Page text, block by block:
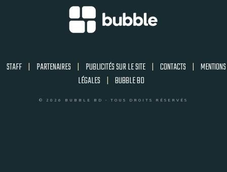
STAFF | PARTENAIRES | PUBLICITÉS SUR LE SITE | CONTACTS | MENTIONS
LÉGALES | BUBBLE BD
© 2026 BUBBLE BD - TOUS DROITS RÉSERVÉS